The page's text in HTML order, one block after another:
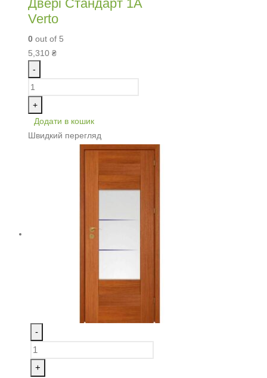
Двері Стандарт 1А
Verto
0 out of 5
5,310 ₴
-
+
Додати в кошик
Швидкий перегляд
-
+